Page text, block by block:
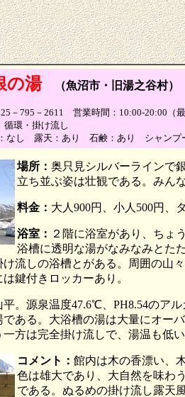
の湯 （魚沼市・旧湯之谷村
－795－2611 営業時間：10:00-20:00（
環・掛け流し
なし 露天：あり 石鹸：あり シャンプ
場所： 奥只見シルバーラインで
立ち並ぶ姿は壮観である。みん
料金： 大人900円、小人500円、
浴室： ２階に浴室があり、ちょ
浴槽に透明な湯がなみなみとた
流しの浴槽とがある。周囲の山
鍵付きロッカーあり。
。源泉温度47.6℃、PH8.54のア
ある。大浴槽の湯は大量にオー
方は完全掛け流しで、湯温も低
コメント： 館内は木の香漂い、
色は雄大であり、大自然を味わ
である。ぬるめの掛け流し露天